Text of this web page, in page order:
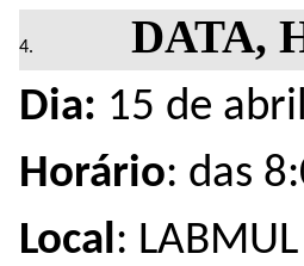
DATA,
Dia: 15 de
Horário: das
Local: